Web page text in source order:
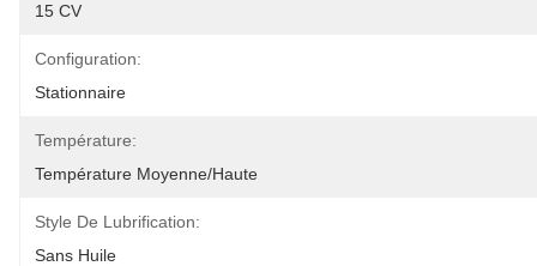
15 CV
Configuration:
Stationnaire
Température:
Température Moyenne/haute
Style De Lubrification:
Sans Huile